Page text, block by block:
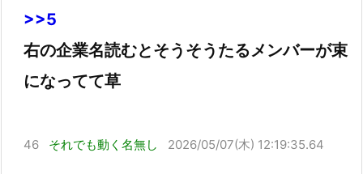
>>5
右の企業名読むとそうそうたるメンバーが束
になってて草
46 それでも動く名無し 2026/05/07(木) 12:19:35.64